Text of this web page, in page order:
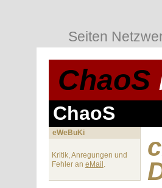
Seiten
ChaoS
ChaoS
eWeBuKi
Kritik, Anregungen und
Fehler an eMail .